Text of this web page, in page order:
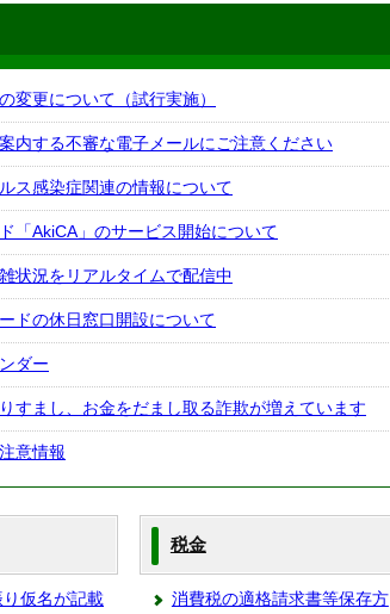
変更について（試行実施）
内する不審な電子メールにご注意ください
ス感染症関連の情報について
「AkiCA」のサービス開始について
状況をリアルタイムで配信中
ドの休日窓口開設について
ダー
すまし、お金をだまし取る詐欺が増えています
意情報
仮名が記載
税金
消費税の適格請求書等保存方